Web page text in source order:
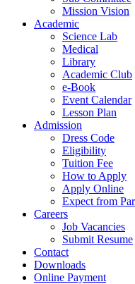
Mission Vision
Academic
Science Lab
Medical
Library
Academic Club
e-Book
Event Calendar
Lesson Plan
Admission
Dress Code
Eligibility
Tuition Fee
How to Apply
Apply Online
Expect from
Careers
Job Vacancies
Submit Resume
Contact
Downloads
Online Payment